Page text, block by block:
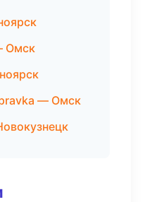
Омск
— Омск